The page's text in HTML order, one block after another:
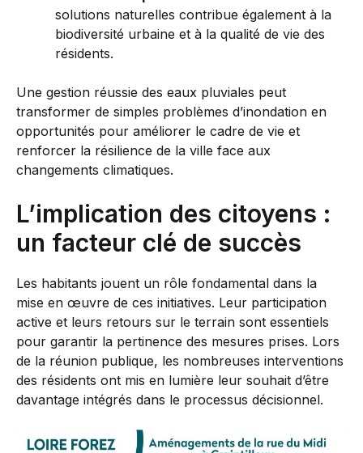
solutions naturelles contribue également à la
biodiversité urbaine et à la qualité de vie des
résidents.
Une gestion réussie des eaux pluviales peut
transformer de simples problèmes d’inondation en
opportunités pour améliorer le cadre de vie et
renforcer la résilience de la ville face aux
changements climatiques.
L’implication des citoyens :
un facteur clé de succès
Les habitants jouent un rôle fondamental dans la
mise en œuvre de ces initiatives. Leur participation
active et leurs retours sur le terrain sont essentiels
pour garantir la pertinence des mesures prises. Lors
de la réunion publique, les nombreuses interventions
des résidents ont mis en lumière leur souhait d’être
davantage intégrés dans le processus décisionnel.